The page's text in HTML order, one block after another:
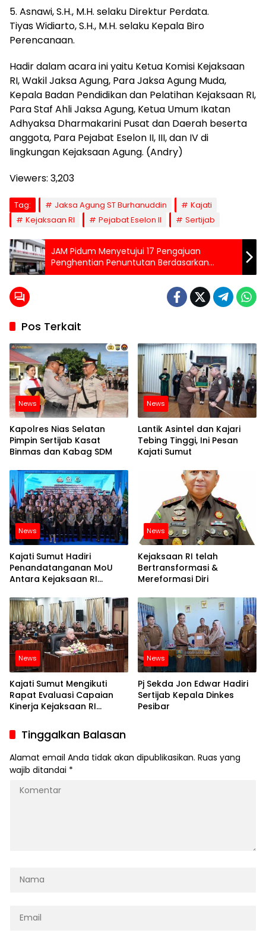
5. Asnawi, S.H., M.H. selaku Direktur Perdata.
Tiyas Widiarto, S.H., M.H. selaku Kepala Biro
Perencanaan.
Hadir dalam acara ini yaitu Ketua Komisi Kejaksaan
RI, Wakil Jaksa Agung, Para Jaksa Agung Muda,
Kepala Badan Pendidikan dan Pelatihan Kejaksaan RI,
Para Staf Ahli Jaksa Agung, Ketua Umum Ikatan
Adhyaksa Dharmakarini Pusat dan Daerah beserta
anggota, Para Pejabat Eselon II, III, dan IV di
lingkungan Kejaksaan Agung. (Andry)
Viewers: 3,203
Tag: Jaksa Agung ST Burhanuddin
Kajati
Kejaksaan RI
Pejabat Eselon II Sertijab
JAM Pidum Menyetujui 17 Pengajuan
Penghentian Penuntutan Berdasarkan
Restorative Justice
Pos Terkait
News
Kapolres Nias Selatan
Pimpin Sertijab Kasat
Binmas dan Kabag SDM
News
Lantik Asintel dan Kajari
Tebing Tinggi, Ini Pesan
Kajati Sumut
News
Kajati Sumut Hadiri
Penandatanganan MoU
Antara Kejaksaan RI
dan KUHAP Baru
News
Kejaksaan RI telah
Bertransformasi &
Mereformasi Diri
News
Kajati Sumut Mengikuti
Rapat Evaluasi Capaian
Kinerja Kejaksaan RI
News
Pj Sekda Jon Edwar Hadiri
Sertijab Kepala Dinkes
Pesibar
Tinggalkan Balasan
Alamat email Anda tidak akan dipublikasikan. Ruas yang
wajib ditandai *